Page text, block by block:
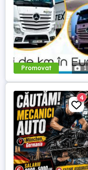
Promovat 1
4